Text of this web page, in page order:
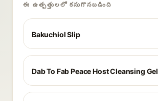
ఈ ఉత్పత్తులలో కనుగొనబడింది
Bakuchiol Slip
Dab To Fab Peace Host Cleansing Gel